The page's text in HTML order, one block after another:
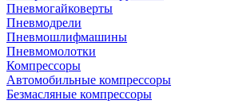
Пневмогайковерты
Пневмодрели
Пневмошлифмашины
Пневмомолотки
Компрессоры
Автомобильные компрессоры
Безмасляные компрессоры